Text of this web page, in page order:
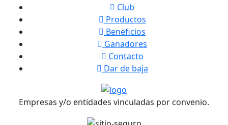
Club
Productos
Beneficios
Ganadores
Contacto
Dar de baja
Empresas y/o entidades vinculadas por convenio.